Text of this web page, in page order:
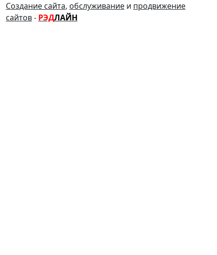
Создание сайта, обслуживание и продвижение
сайтов- РЭДЛАЙН